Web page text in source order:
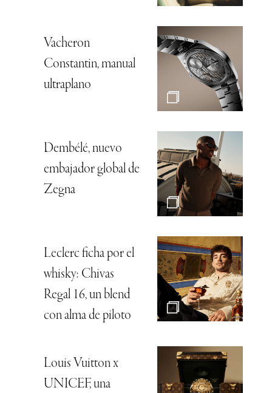
Vacheron
Constantin, manual
ultraplano
Dembélé, nuevo
embajador global de
Zegna
Leclerc ficha por el
whisky: Chivas
Regal 16, un blend
con alma de piloto
Louis Vuitton x
UNICEF, una